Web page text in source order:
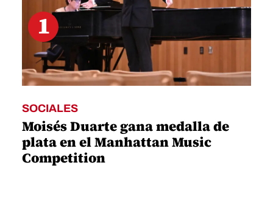
1
SOCIALES
Moisés Duarte gana medalla de
plata en el Manhattan Music
Competition